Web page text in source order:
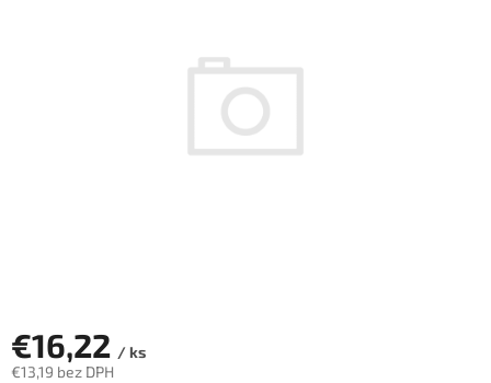
€16,22 / ks
€13,19 bez DPH